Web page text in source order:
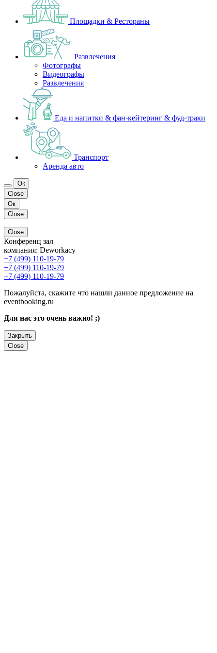
Площадки & Рестораны
Развлечения
Фотографы
Видеографы
Развлечения
Еда и напитки & фан-кейтеринг & фуд-траки
Транспорт
Аренда авто
Ок
Close
Ок
Close
Close
Конференц зал
компания: Deworkacy
+7 (499) 110-19-79
+7 (499) 110-19-79
+7 (499) 110-19-79
Пожалуйста, скажите что нашли данное предложение на
eventbooking.ru
Для нас это очень важно! ;)
Закрыть
Close